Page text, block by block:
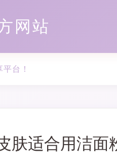
网站
台！
肤适合用洁面